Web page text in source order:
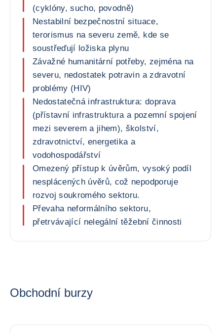
(cyklóny, sucho, povodně)
Nestabilní bezpečnostní situace,
terorismus na severu země, kde se
soustřeďují ložiska plynu
Závažné humanitární potřeby, zejména na
severu, nedostatek potravin a zdravotní
problémy (HIV)
Nedostatečná infrastruktura: doprava
(přístavní infrastruktura a pozemní spojení
mezi severem a jihem), školství,
zdravotnictví, energetika a
vodohospodářství
Omezený přístup k úvěrům, vysoký podíl
nesplácených úvěrů, což nepodporuje
rozvoj soukromého sektoru.
Převaha neformálního sektoru,
přetrvávající nelegální těžební činnosti
Obchodní burzy